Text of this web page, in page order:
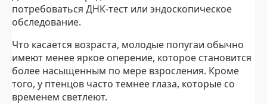
потребоваться ДНК-тест или эндоскопическое
обследование.
Что касается возраста, молодые попугаи обычно
имеют менее яркое оперение, которое становится
более насыщенным по мере взросления. Кроме
того, у птенцов часто темнее глаза, которые со
временем светлеют.